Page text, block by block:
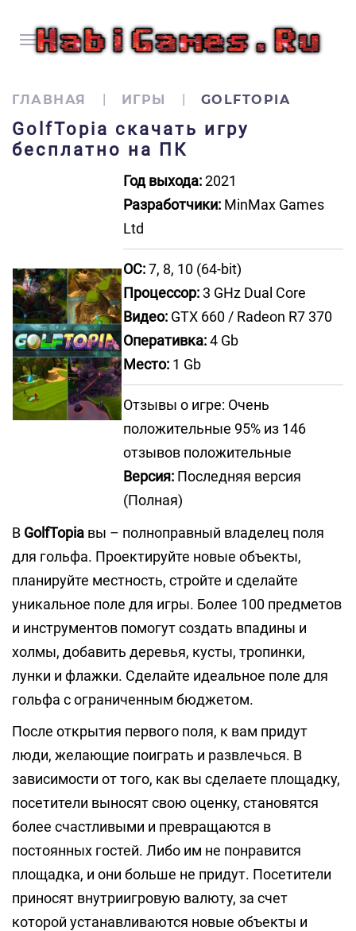
ГЛАВНАЯ ИГРЫ GOLFTOPIA
GolfTopia скачать игру
бесплатно на ПК
Год выхода:2021
Разработчики: MinMax Games
Ltd
ОС:7, 8, 10 (64-bit)
Процессор: 3 GHz Dual Core
Видео: GTX 660 / Radeon R7 370
Оперативка:4 Gb
Место: 1 Gb
Отзывы о игре: Очень
положительные 95% из 146
отзывов положительные
Версия: Последняя версия
(Полная)
В GolfTopia вы – полноправный владелец поля
для гольфа. Проектируйте новые объекты,
планируйте местность, стройте и сделайте
уникальное поле для игры. Более 100 предметов
и инструментов помогут создать впадины и
холмы, добавить деревья, кусты, тропинки,
лунки и флажки. Сделайте идеальное поле для
гольфа с ограниченным бюджетом.
После открытия первого поля, к вам придут
люди, желающие поиграть и развлечься. В
зависимости от того, как вы сделаете площадку,
посетители выносят свою оценку, становятся
более счастливыми и превращаются в
постоянных гостей. Либо им не понравится
площадка, и они больше не придут. Посетители
приносят внутриигровую валюту, за счет
которой устанавливаются новые объекты и